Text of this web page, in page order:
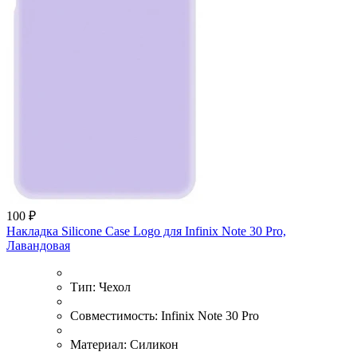
100 ₽
Накладка Silicone Case Logo для Infinix Note 30 Pro,
Лавандовая
Тип: Чехол
Совместимость: Infinix Note 30 Pro
Материал: Силикон